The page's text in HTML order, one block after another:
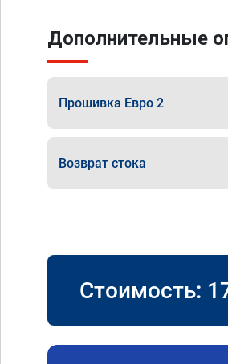
Дополнительные
Прошивка Евро 2
Возврат стока
Стоимость: